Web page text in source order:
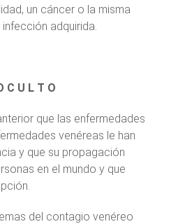
un cáncer o la misma
adquirida.
C U L T O
que las enfermedades
venéreas le han
y que su propagación
en el mundo y que
del contagio venéreo